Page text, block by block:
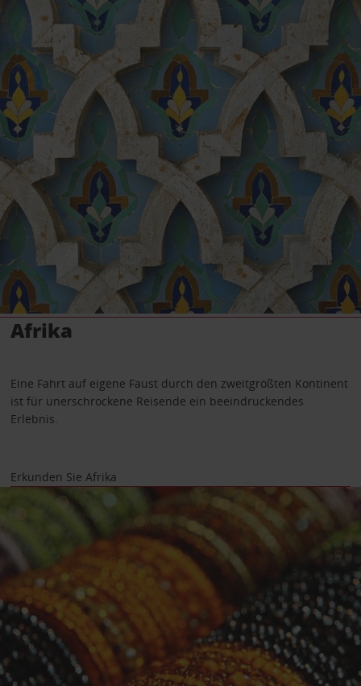
Afrika
Eine Fahrt auf eigene Faust durch den zweitgrößten Kontinent
ist für unerschrockene Reisende ein beeindruckendes
Erlebnis.
Erkunden Sie Afrika